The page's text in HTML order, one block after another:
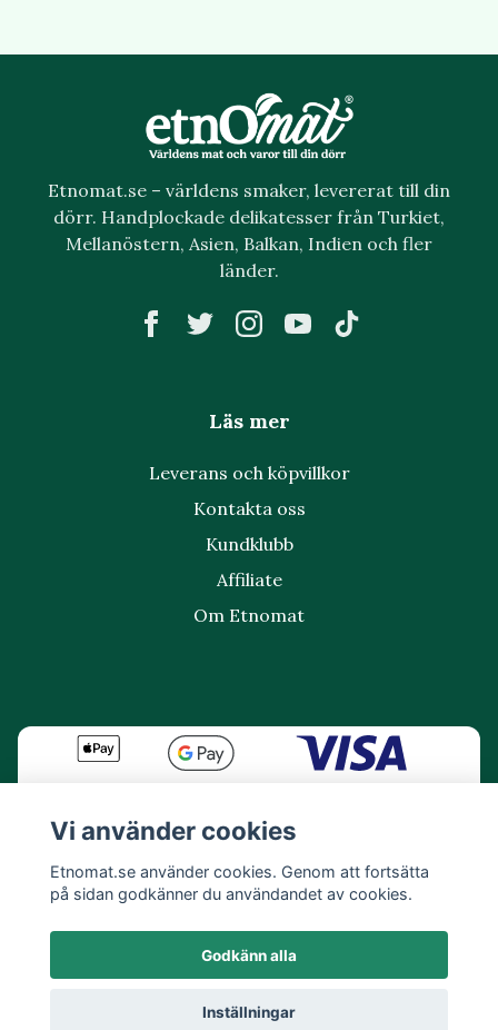
Etnomat.se – världens smaker, levererat till din
dörr. Handplockade delikatesser från Turkiet,
Mellanöstern, Asien, Balkan, Indien och fler
länder.
Läs mer
Leverans och köpvillkor
Kontakta oss
Kundklubb
Affiliate
Om Etnomat
© 2026 Etnomat
Vi använder cookies
Etnomat.se använder cookies. Genom att fortsätta
på sidan godkänner du användandet av cookies.
Godkänn alla
Inställningar